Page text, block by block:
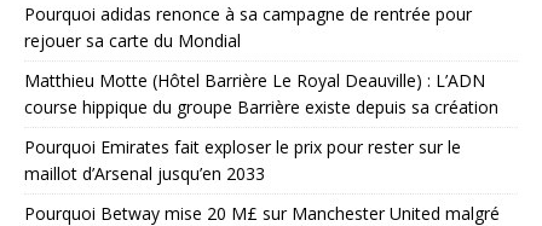
Pourquoi adidas renonce à sa campagne de rentrée pour
rejouer sa carte du Mondial
Matthieu Motte (Hôtel Barrière Le Royal Deauville) : L’ADN
course hippique du groupe Barrière existe depuis sa création
Pourquoi Emirates fait exploser le prix pour rester sur le
maillot d’Arsenal jusqu’en 2033
Pourquoi Betway mise 20 M£ sur Manchester United malgré